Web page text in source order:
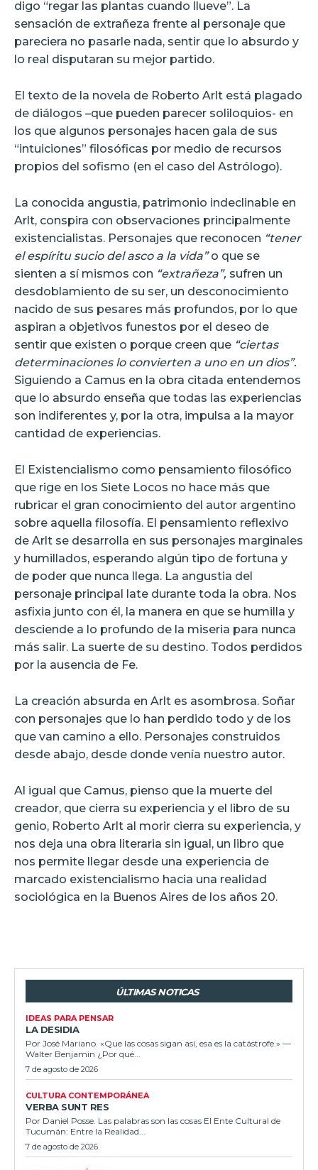
digo “regar las plantas cuando llueve”. La
sensación de extrañeza frente al personaje que
pareciera no pasarle nada, sentir que lo absurdo y
lo real disputaran su mejor partido.
El texto de la novela de Roberto Arlt está plagado
de diálogos –que pueden parecer soliloquios- en
los que algunos personajes hacen gala de sus
“intuiciones” filosóficas por medio de recursos
propios del sofismo (en el caso del Astrólogo).
La conocida angustia, patrimonio indeclinable en
Arlt, conspira con observaciones principalmente
existencialistas. Personajes que reconocen “tener
el espíritu sucio del asco a la vida”o que se
sienten a sí mismos con “extrañeza”, sufren un
desdoblamiento de su ser, un desconocimiento
nacido de sus pesares más profundos, por lo que
aspiran a objetivos funestos por el deseo de
sentir que existen o porque creen que “ciertas
determinaciones lo convierten a uno en un dios”.
Siguiendo a Camus en la obra citada entendemos
que lo absurdo enseña que todas las experiencias
son indiferentes y, por la otra, impulsa a la mayor
cantidad de experiencias.
El Existencialismo como pensamiento filosófico
que rige en los Siete Locos no hace más que
rubricar el gran conocimiento del autor argentino
sobre aquella filosofía. El pensamiento reflexivo
de Arlt se desarrolla en sus personajes marginales
y humillados, esperando algún tipo de fortuna y
de poder que nunca llega. La angustia del
personaje principal late durante toda la obra. Nos
asfixia junto con él, la manera en que se humilla y
desciende a lo profundo de la miseria para nunca
más salir. La suerte de su destino. Todos perdidos
por la ausencia de Fe.
La creación absurda en Arlt es asombrosa. Soñar
con personajes que lo han perdido todo y de los
que van camino a ello. Personajes construidos
desde abajo, desde donde venía nuestro autor.
Al igual que Camus, pienso que la muerte del
creador, que cierra su experiencia y el libro de su
genio, Roberto Arlt al morir cierra su experiencia, y
nos deja una obra literaria sin igual, un libro que
nos permite llegar desde una experiencia de
marcado existencialismo hacia una realidad
sociológica en la Buenos Aires de los años 20.
ÚLTIMAS NOTICAS
IDEAS PARA PENSAR
LA DESIDIA
Por José Mariano. «Que las cosas sigan así, esa es la catástrofe.» —
Walter Benjamin ¿Por qué...
7 de agosto de 2026
CULTURA CONTEMPORÁNEA
VERBA SUNT RES
Por Daniel Posse. Las palabras son las cosas El Ente Cultural de
Tucumán: Entre la Realidad...
7 de agosto de 2026